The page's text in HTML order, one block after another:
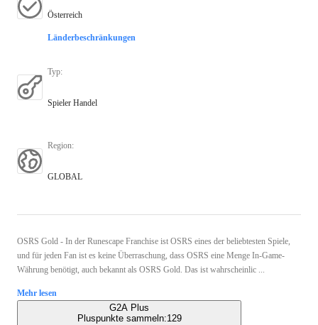
Österreich
Länderbeschränkungen
Typ:
Spieler Handel
Region:
GLOBAL
OSRS Gold - In der Runescape Franchise ist OSRS eines der beliebtesten Spiele,
und für jeden Fan ist es keine Überraschung, dass OSRS eine Menge In-Game-
Währung benötigt, auch bekannt als OSRS Gold. Das ist wahrscheinlic ...
Mehr lesen
G2A Plus
Pluspunkte sammeln:129